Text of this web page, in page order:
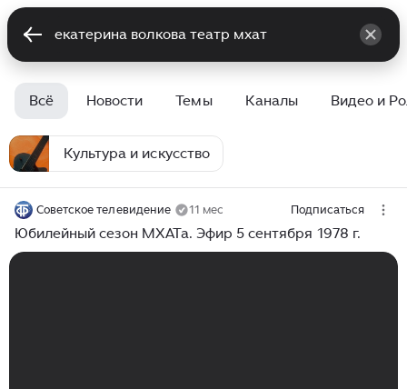
Всё Новости Темы Каналы Видео и
Культура и искусство
Советское телевидение 11 мес Подписаться
Юбилейный сезон МХАТа. Эфир 5 сентября 1978 г.